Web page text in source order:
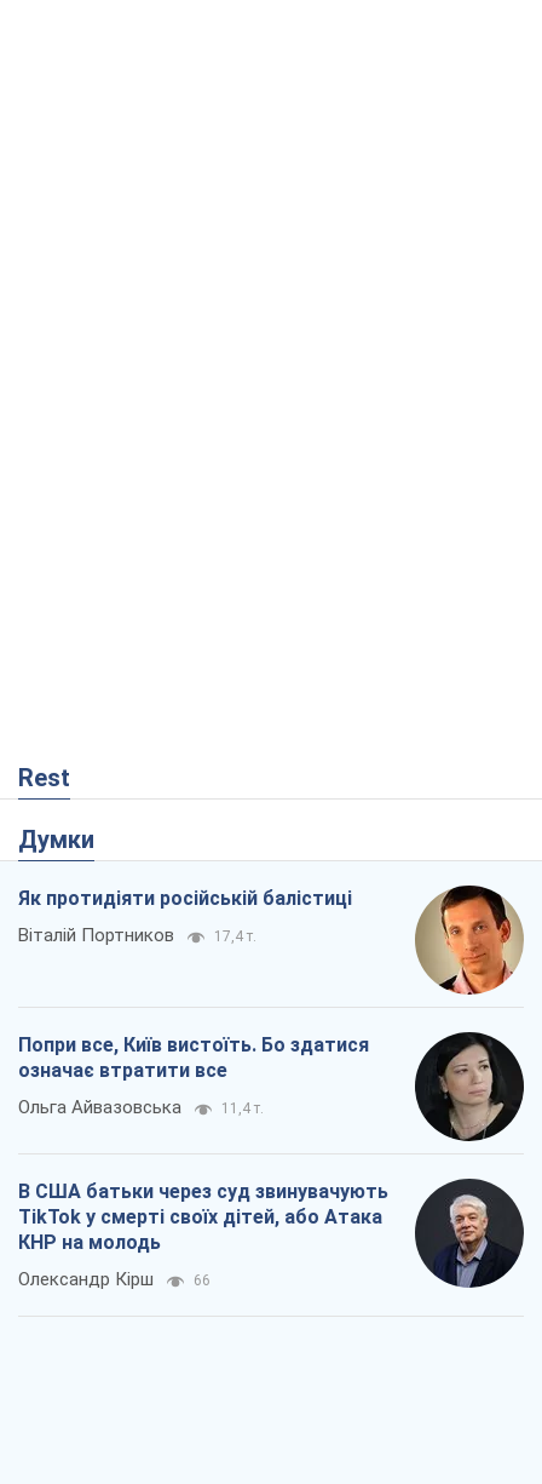
Rest
Думки
Як протидіяти російській балістиці
Віталій Портников 17,4 т.
Попри все, Київ вистоїть. Бо здатися
означає втратити все
Ольга Айвазовська 11,4 т.
В США батьки через суд звинувачують
TikTok у смерті своїх дітей, або Атака
КНР на молодь
Олександр Кірш 66